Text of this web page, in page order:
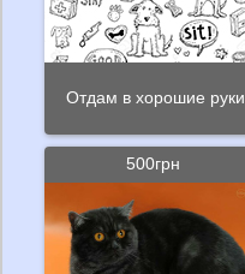
Отдам в хорошие руки
500грн